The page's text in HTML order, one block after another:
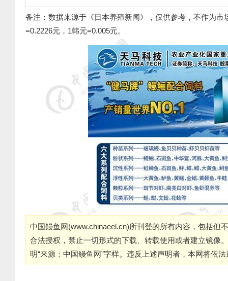
备注：数据来源于《日本养殖新闻》，仅供参考，不作为
=0.2226元， 1韩元=0.005元。
中国鳗鱼网(www.chinaeel.cn)所刊登的所有内容，包括但
合法授权，禁止一切形式的下载、转载使用或者建立镜像
明“来源：中国鳗鱼网”字样。违反上述声明者，本网将依